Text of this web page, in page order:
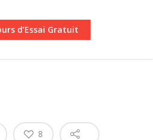
d’Essai Gratuit
8